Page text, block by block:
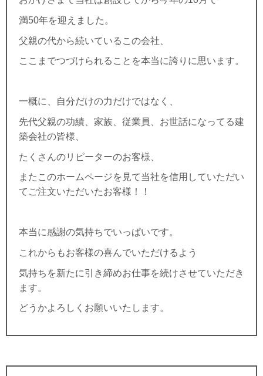
満50年を迎えました。
父親の代から続いているこの会社、
ここまでつづけられることを本当に誇りに思います。
一概に、自分だけの力だけではなく、
先代父親の功績、家族、従業員、お世話になってる建
築会社の皆様、
たくさんのリピーターのお客様、
またこのホームページを見て当社を信用していただい
てご注文いただいたお客様！！
本当に感謝の気持ちでいっぱいです。
これからもお客様の喜んでいただけるよう
気持ちを新たに引き締めお仕事を続けさせていただき
ます。
どうかよろしくお願いいたします。